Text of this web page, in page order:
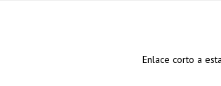
Enlace corto a